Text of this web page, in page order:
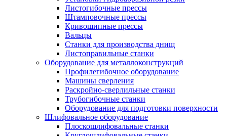
Листогибочные прессы
Штамповочные прессы
Кривошипные прессы
Вальцы
Станки для производства днищ
Листоправильные станки
Оборудование для металлоконструкций
Профилегибочное оборудование
Машины сверления
Раскройно-сверлильные станки
Трубогибочные станки
Оборудование для подготовки поверхности
Шлифовальное оборудование
Плоскошлифовальные станки